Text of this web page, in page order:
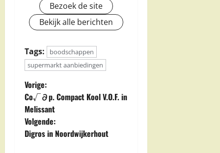
Bezoek de site
Bekijk alle berichten
Tags:
boodschappen
supermarkt aanbiedingen
B
e
r
Vorige:
Co√∂p. Compact Kool V.O.F. in
Melissant
Volgende:
Digros in Noordwijkerhout